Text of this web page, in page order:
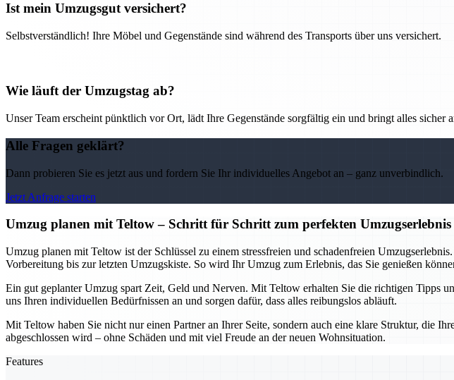
Ist mein Umzugsgut versichert?
Selbstverständlich! Ihre Möbel und Gegenstände sind während des Transports über uns versichert.
Wie läuft der Umzugstag ab?
Unser Team erscheint pünktlich vor Ort, lädt Ihre Gegenstände sorgfältig ein und bringt alles sicher
Alle Fragen geklärt?
Dann probieren Sie es jetzt aus und fordern Sie Ihr individuelles Angebot an – ganz unverbindlich.
Jetzt Anfrage starten
Umzug planen mit Teltow – Schritt für Schritt zum perfekten Umzugserlebnis
Umzug planen mit Teltow ist der Schlüssel zu einem stressfreien und schadenfreien
Vorbereitung bis zur letzten Umzugskiste. So wird Ihr Umzug zum Erlebnis, das Sie genießen
Ein gut geplanter Umzug spart Zeit, Geld und Nerven. Mit Teltow erhalten Sie die richtigen Tipps
uns Ihren individuellen Bedürfnissen an und sorgen dafür, dass alles reibungslos abläuft.
Mit Teltow haben Sie nicht nur einen Partner an Ihrer Seite, sondern auch eine klare Struktur, die
abgeschlossen wird – ohne Schäden und mit viel Freude an der neuen Wohnsituation.
Features